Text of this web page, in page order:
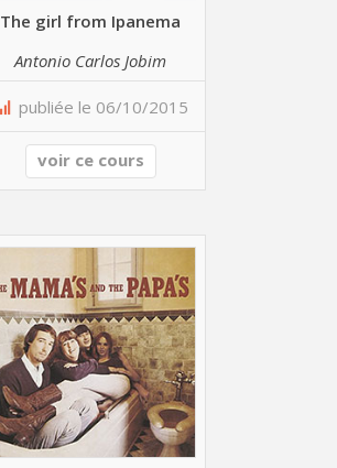
The girl from Ipanema
Antonio Carlos Jobim
publiée le 06/10/2015
voir ce cours